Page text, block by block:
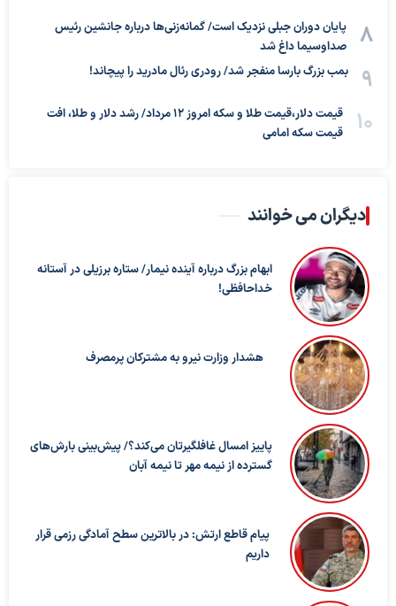
پایان دوران جبلی نزدیک است/ گمانه‌زنی‌ها درباره جانشین رئیس
صداوسیما داغ شد
بمب بزرگ بارسا منفجر شد/ رودری رئال مادرید را پیچاند!
قیمت دلار،قیمت طلا و سکه امروز ۱۲ مرداد/ رشد دلار و طلا، افت
قیمت سکه امامی
دیگران می خوانند
ابهام بزرگ درباره آینده نیمار/ ستاره برزیلی در آستانه
خداحافظی!
هشدار وزارت نیرو به مشترکان پرمصرف
پاییز امسال غافلگیرتان می‌کند؟/ پیش‌بینی بارش‌های
گسترده از نیمه مهر تا نیمه آبان
پیام قاطع ارتش: در بالاترین سطح آمادگی رزمی قرار
داریم